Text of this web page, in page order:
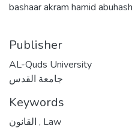
bashaar akram hamid
Publisher
AL-Quds University
جامعة القدس
Keywords
, Law